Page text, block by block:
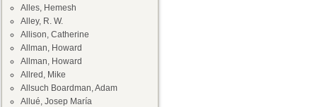
Alles, Hemesh
Alley, R. W.
Allison, Catherine
Allman, Howard
Allman, Howard
Allred, Mike
Allsuch Boardman, Adam
Allué, Josep María